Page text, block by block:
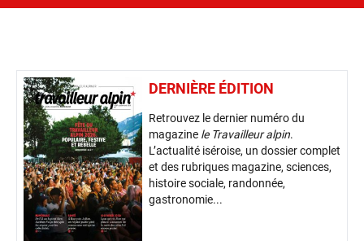
DERNIÈRE ÉDITION
Retrouvez le dernier numéro du
magazine le Travailleur alpin.
L’actualité iséroise, un dossier complet
et des rubriques magazine, sciences,
histoire sociale, randonnée,
gastronomie...